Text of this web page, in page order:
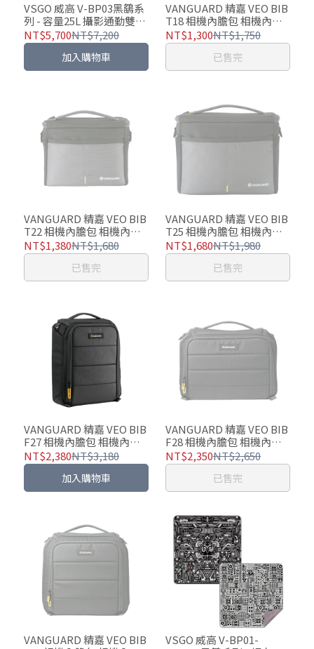
VSGO 威高 V-BP03黑鷂系
列 - 容量25L 攝影通勤雙肩
包 攝影後背包【最後庫存
售完不再補貨】
NT$5,700NT$7,200
加入購物車
VANGUARD 精嘉 VEO BIB
T18 相機內膽包 相機內袋
包 - 可手提、單肩背、內袋
使用
NT$1,300NT$1,750
已售完
VANGUARD 精嘉 VEO BIB
T22 相機內膽包 相機內袋
包 - 可手提、單肩背、內袋
使用
NT$1,380NT$1,680
已售完
VANGUARD 精嘉 VEO BIB
T25 相機內膽包 相機內袋
包 - 可手提、單肩背、內
袋、拉桿箱使用
NT$1,680NT$1,980
已售完
VANGUARD 精嘉 VEO BIB
F27 相機內膽包 相機內袋
包 - 可手提、單肩背、包內
內袋
NT$2,380NT$3,180
加入購物車
VANGUARD 精嘉 VEO BIB
F28 相機內膽包 相機內袋
包 可手提、單肩背、包內
內袋、搭配拉桿箱使用
NT$2,350NT$2,650
已售完
VANGUARD 精嘉 VEO BIB
VSGO 威高 V-BP01-